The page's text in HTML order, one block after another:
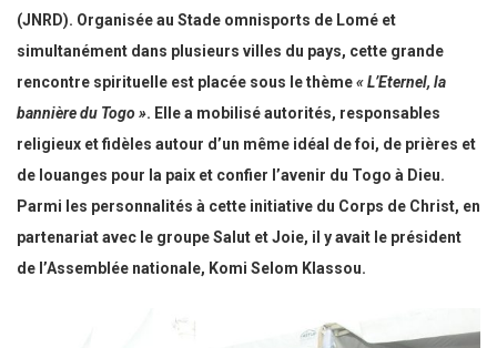
(JNRD). Organisée au Stade omnisports de Lomé et
simultanément dans plusieurs villes du pays, cette grande
rencontre spirituelle est placée sous le thème« L’Eternel, la
bannière du Togo ». Elle a mobilisé autorités, responsables
religieux et fidèles autour d’un même idéal de foi, de prières et
de louanges pour la paix et confier l’avenir du Togo à Dieu.
Parmi les personnalités à cette initiative du Corps de Christ, en
partenariat avec le groupe Salut et Joie, il y avait le président
de l’Assemblée nationale, Komi Selom Klassou.